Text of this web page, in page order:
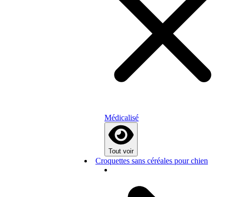
Médicalisé
Tout voir
Croquettes sans céréales pour chien